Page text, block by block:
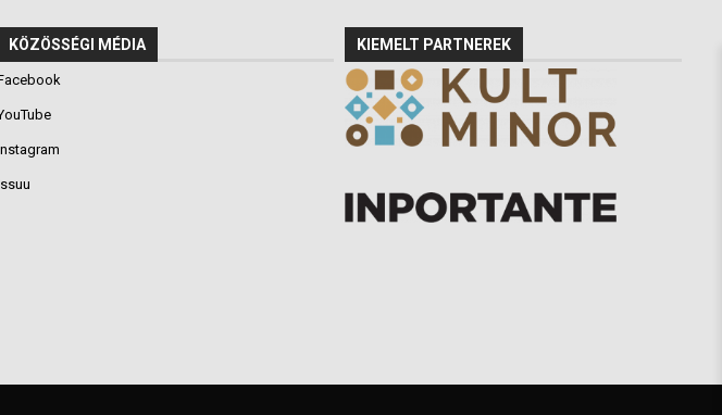
KÖZÖSSÉGI MÉDIA KIEMELT PARTNEREK